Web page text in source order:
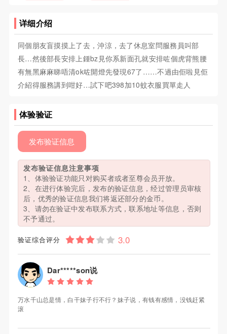
详细介绍
同個朋友盲摸摸上了去，沖涼，去了休息室問服務員叫部
長…然後部長安排上鍾bz見你系新面孔就安排咗個虎背熊腰
有無黑麻麻睇唔清ok咗開燈先發現67了……不過由佢啦見佢
介紹得服務講到咁好…試下吧398加10蚊衣服買單走人
体验验证
发布验证信息
发布验证信息注意事项
1、体验验证功能只对购买者或者至尊会员开放。
2、在进行体验完后，发布的验证信息，经过管理员审核
后，优秀的验证信息我们将返还部分的金币。
3、请勿在验证中发布联系方式，联系地址等信息，否则
不予通过。
验证综合评分
Dar*****son说
万水千山总是情，白干妹子行不行？妹子说，有钱有感情，没钱赶紧
滚